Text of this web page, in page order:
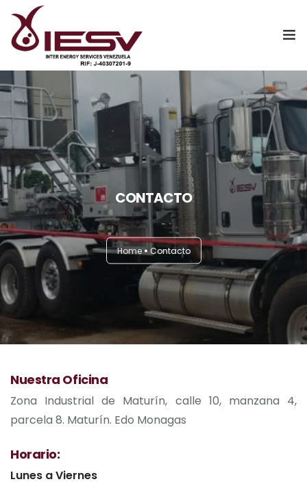
Inicio
Nosotros
Servicios
Catalogo Digital
Contáctanos
WebMail
CONTACTO
Home Contacto
Nuestra Oficina
Zona Industrial de Maturín, calle 10, manzana 4,
parcela 8. Maturín. Edo Monagas
Horario:
Lunes a Viernes